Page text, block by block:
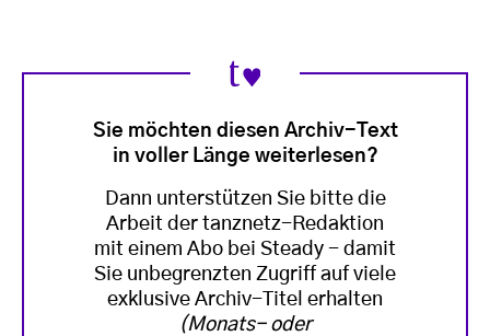
Sie möchten diesen Archiv-Text
in voller Länge weiterlesen?
Dann unterstützen Sie bitte die
Arbeit der tanznetz-Redaktion
mit einem Abo bei Steady - damit
Sie unbegrenzten Zugriff auf viele
exklusive Archiv-Titel erhalten
(Monats- oder